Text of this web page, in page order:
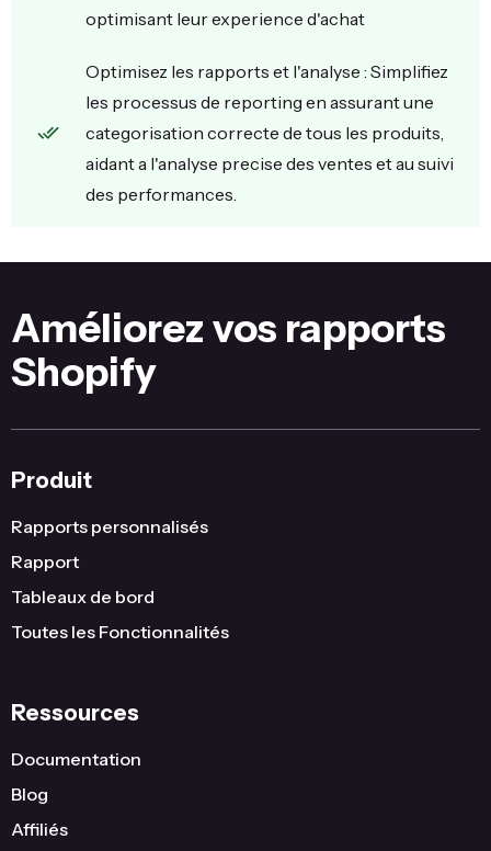
optimisant leur experience d'achat
Optimisez les rapports et l'analyse : Simplifiez
les processus de reporting en assurant une
categorisation correcte de tous les produits,
aidant a l'analyse precise des ventes et au suivi
des performances.
Améliorez vos rapports
Shopify
Produit
Rapports personnalisés
Rapport
Tableaux de bord
Toutes les Fonctionnalités
Ressources
Documentation
Blog
Affiliés